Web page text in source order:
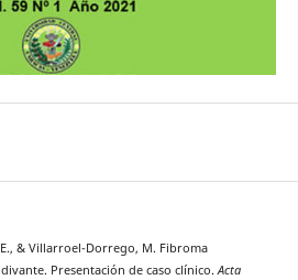
& Villarroel-Dorrego, M. Fibroma
Presentación de caso clínico. Acta